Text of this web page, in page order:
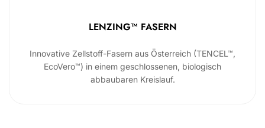
LENZING™ FASERN
Innovative Zellstoff-Fasern aus Österreich (TENCEL™,
EcoVero™) in einem geschlossenen, biologisch
abbaubaren Kreislauf.